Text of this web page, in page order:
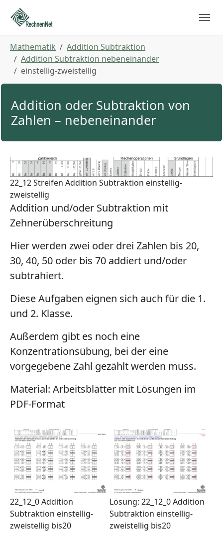
Skip to main navigation
Zum Hauptinhalt springen
Skip to page footer
Mathematik
Addition Subtraktion
Addition Subtraktion nebeneinander
einstellig-zweistellig
Addition oder Subtraktion von
Zahlen – nebeneinander
22_12 Streifen Addition Subtraktion einstellig-
zweistellig
Addition und/oder Subtraktion mit
Zehnerüberschreitung
Hier werden zwei oder drei Zahlen bis 20,
30, 40, 50 oder bis 70 addiert und/oder
subtrahiert.
Diese Aufgaben eignen sich auch für die 1.
und 2. Klasse.
Außerdem gibt es noch eine
Konzentrationsübung, bei der eine
vorgegebene Zahl gezählt werden muss.
Material: Arbeitsblätter mit Lösungen im
PDF-Format
22_12_0 Addition
Subtraktion einstellig-
zweistellig bis20
Lösung: 22_12_0 Addition
Subtraktion einstellig-
zweistellig bis20